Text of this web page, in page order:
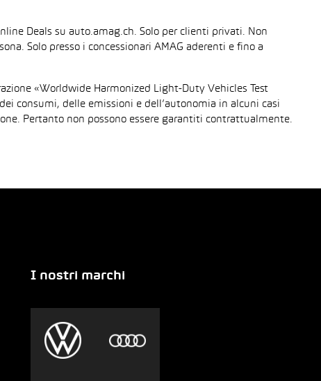
Deals su auto.amag.ch. Solo per clienti privati. Non
Solo presso i concessionari AMAG aderenti e fino a
«Worldwide Harmonized Light-Duty Vehicles Test
consumi, delle emissioni e dell’autonomia in alcuni casi
Pertanto non possono essere garantiti contrattualmente.
I nostri marchi